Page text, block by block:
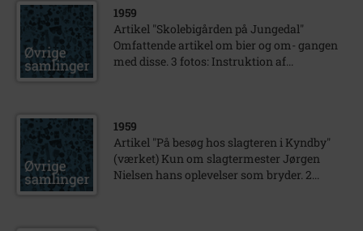
1959
Artikel "Skolebigården på Jungedal"
Omfattende artikel om bier og om- gangen
med disse. 3 fotos: Instruktion af...
1959
Artikel "På besøg hos slagteren i Kyndby"
(værket) Kun om slagtermester Jørgen
Nielsen hans oplevelser som bryder. 2...